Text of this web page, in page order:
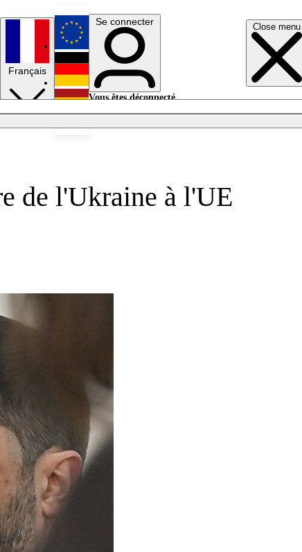
Close menu
Français
English
Deutsch
Se connecter
Vous êtes déconnecté.
de l'Ukraine à l'UE